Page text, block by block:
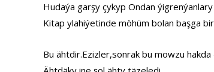
Hudaýa garşy çykyp Ondan
Kitap ylahiýetinde möhüm bolan başga
Bu ähtdir.Ezizler,sonrak bu mowzu